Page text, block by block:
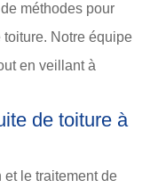
méthodes pour
Notre équipe
en veillant à
de toiture à
et le traitement de